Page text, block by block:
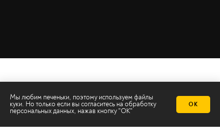
Мы любим печеньки, поэтому используем файлы
куки. Но только если вы согласитесь на обработку
персональных данных, нажав кнопку "ОК"
ОК